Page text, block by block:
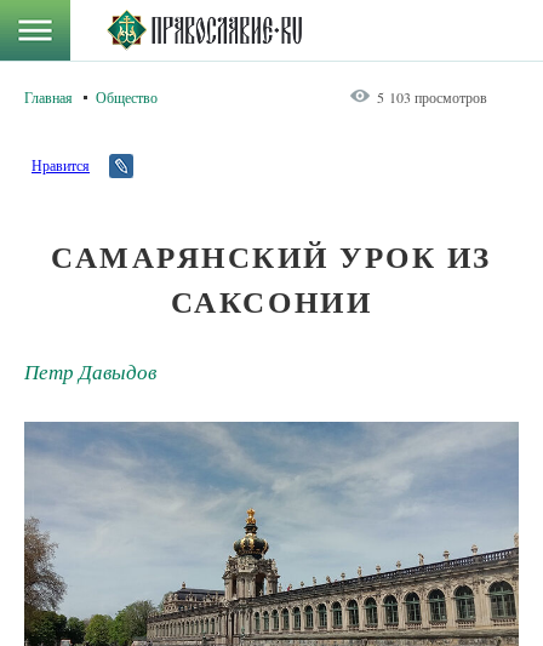
Главная Общество 5 103 просмотров
Нравится
САМАРЯНСКИЙ УРОК ИЗ
САКСОНИИ
Петр Давыдов